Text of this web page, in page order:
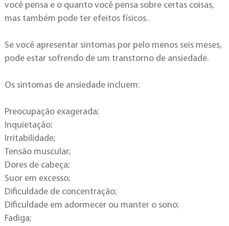
você pensa e o quanto você pensa sobre certas coisas,
mas também pode ter efeitos físicos.
Se você apresentar sintomas por pelo menos seis meses,
pode estar sofrendo de um transtorno de ansiedade.
Os sintomas de ansiedade incluem:
Preocupação exagerada;
Inquietação;
Irritabilidade;
Tensão muscular;
Dores de cabeça;
Suor em excesso;
Dificuldade de concentração;
Dificuldade em adormecer ou manter o sono;
Fadiga;